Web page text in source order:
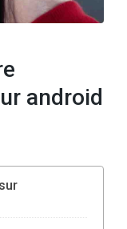
android